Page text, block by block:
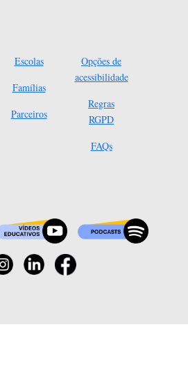
Escolas
Famílias
Parceiros
Opções de
acessibilidade
Regras
RGPD
FAQs